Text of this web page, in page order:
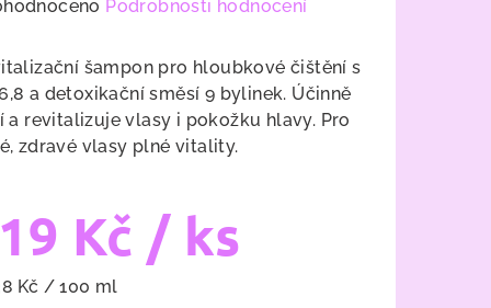
Podrobnosti hodnocení
šampon pro hloubkové čištění s
a detoxikační směsí 9 bylinek. Účinně
a revitalizuje vlasy i pokožku hlavy. Pro
zdravé vlasy plné vitality.
Kč / ks
Kč / 100 ml